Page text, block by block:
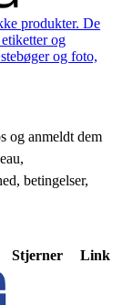
produkter. De
og
og foto,
og anmeldt dem
betingelser,
Stjerner Link